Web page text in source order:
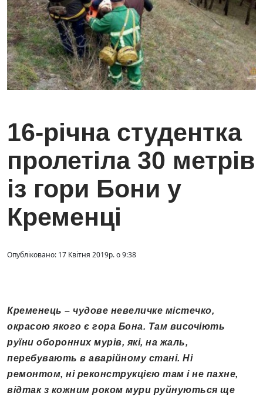
16-річна студентка
пролетіла 30 метрів
із гори Бони у
Кременці
Опубліковано: 17 Квітня 2019р. о 9:38
Кременець – чудове невеличке містечко,
окрасою якого є гора Бона. Там височіють
руїни оборонних мурів, які, на жаль,
перебувають в аварійному стані. Ні
ремонтом, ні реконструкцією там і не пахне,
відтак з кожним роком мури руйнуються ще